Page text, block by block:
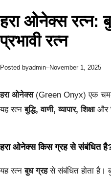
हरा ओनेक्स रत्न:
प्रभावी रत्न
Posted byadmin–November 1, 2025
हरा ओनेक्स(Green Onyx) एक
यह रत्नबुद्धि, वाणी, व्यापार, शिक्षाऔर
हरा ओनेक्स किस ग्रह से संबंधित
यह रत्नबुध ग्रहसे संबंधित होता है।